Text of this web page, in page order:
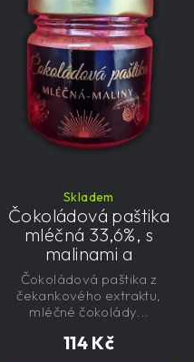
Skladem
Čokoládová paštika
mléčná 33,6%, s
malinami a
čekankovým
sirupem 100g -
nízkokalorická,
řemeslná
114 Kč
Čokoládová paštika z
čekankového extraktu,
mléčné čokolády...